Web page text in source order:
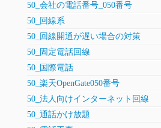
50_会社の電話番号_050番号
50_回線系
50_回線開通が遅い場合の対策
50_固定電話回線
50_国際電話
50_楽天OpenGate050番号
50_法人向けインターネット回線
50_通話かけ放題